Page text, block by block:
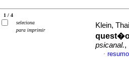
1 / 4
seleciona
para imprimir
Klein,
psicanal.,
·